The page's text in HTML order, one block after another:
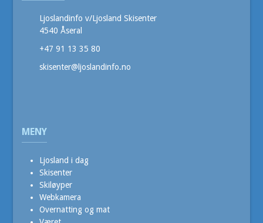
Ljoslandinfo v/Ljosland Skisenter
4540 Åseral
+47 91 13 35 80
skisenter@ljoslandinfo.no
MENY
Ljosland i dag
Skisenter
Skiløyper
Webkamera
Overnatting og mat